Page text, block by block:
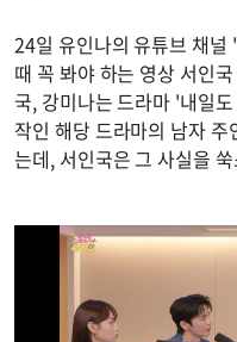
24일 유인나의 유튜브 채
때 꼭 봐야 하는 영상 서인
국, 강미나는 드라마 '내일
작인 해당 드라마의 남자
는데, 서인국은 그 사실을